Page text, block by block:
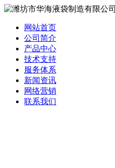
网站首页
公司简介
产品中心
技术支持
服务体系
新闻资讯
网络营销
联系我们